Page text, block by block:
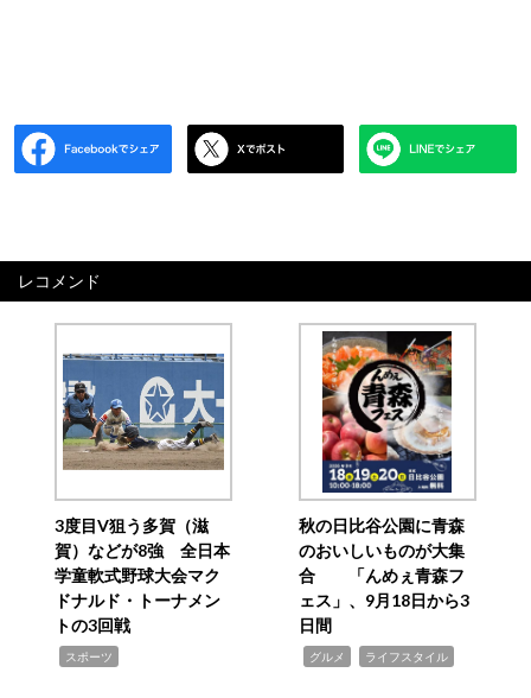
レコメンド
3度目V狙う多賀（滋
賀）などが8強 全日本
学童軟式野球大会マク
ドナルド・トーナメン
トの3回戦
スポーツ
秋の日比谷公園に青森
のおいしいものが大集
合 「んめぇ青森フ
ェス」、9月18日から3
日間
グルメ ライフスタイル